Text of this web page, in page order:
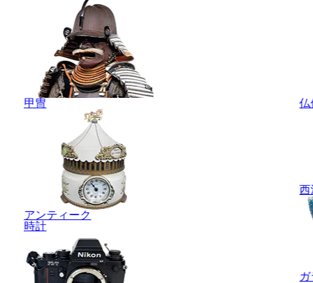
甲冑
アンティーク
時計
仏
西